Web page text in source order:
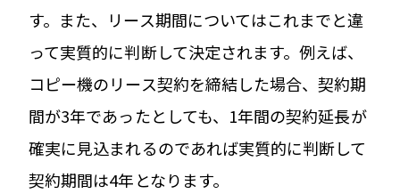
す。また、リース期間についてはこれまでと違
って実質的に判断して決定されます。例えば、
コピー機のリース契約を締結した場合、契約期
間が3年であったとしても、1年間の契約延長が
確実に見込まれるのであれば実質的に判断して
契約期間は4年となります。